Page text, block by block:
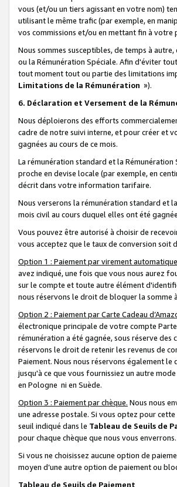
vous (et/ou un tiers agissant en votre nom)
utilisant le même trafic (par exemple, en
vos commissions et/ou en mettant fin à votre
Nous sommes susceptibles, de temps à
ou la Rémunération Spéciale. Afin d'éviter
tout moment tout ou partie des limitations
Limitations de la Rémunération »).
6. Déclaration et Versement de la
Nous déploierons des efforts
cadre de notre suivi interne, et pour créer et
gagnées au cours de ce mois.
La rémunération standard et la
proche en devise locale (par exemple, en
décrit dans votre information tarifaire.
Nous verserons la rémunération standard et
mois civil au cours duquel elles ont été
Vous pouvez être autorisé à choisir de
vous acceptez que le taux de conversion
Option 1 : Paiement par virement
avez indiqué, une fois que vous nous aurez
sur le compte et toute autre élément
nous réservons le droit de bloquer la somme
Option 2 : Paiement par Carte Cadeau
électronique principale de votre compte
rémunération a été gagnée, sous réserve
réservons le droit de retenir les revenus de
Paiement. Nous nous réservons également
jusqu'à ce que vous fournissiez un autre
en Pologne ni en Suède.
Option 3 : Paiement par chèque. Nous nous
une adresse postale. Si vous optez pour
seuil indiqué dans le Tableau de Seuils de
pour chaque chèque que nous vous
Si vous ne choisissez aucune option de
moyen d’une autre option de paiement ou
Tableau de Seuils de Paiement